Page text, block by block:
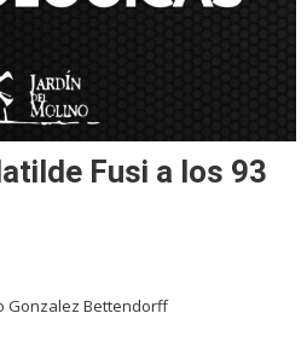
Fusi a los 93
Gonzalez Bettendorff